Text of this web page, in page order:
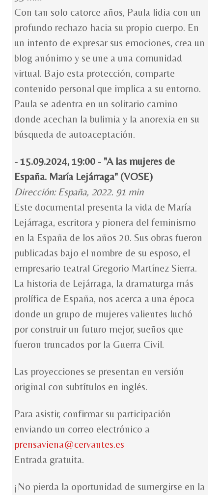
Con tan solo catorce años, Paula lidia con un
profundo rechazo hacia su propio cuerpo. En
un intento de expresar sus emociones, crea un
blog anónimo y se une a una comunidad
virtual. Bajo esta protección, comparte
contenido personal que implica a su entorno.
Paula se adentra en un solitario camino
donde acechan la bulimia y la anorexia en su
búsqueda de autoaceptación.
- 15.09.2024, 19:00 - "A las mujeres de
España. María Lejárraga" (VOSE)
Dirección: España, 2022. 91 min
Este documental presenta la vida de María
Lejárraga, escritora y pionera del feminismo
en la España de los años 20. Sus obras fueron
publicadas bajo el nombre de su esposo, el
empresario teatral Gregorio Martínez Sierra.
La historia de Lejárraga, la dramaturga más
prolífica de España, nos acerca a una época
donde un grupo de mujeres valientes luchó
por construir un futuro mejor, sueños que
fueron truncados por la Guerra Civil.
Las proyecciones se presentan en versión
original con subtítulos en inglés.
Para asistir, confirmar su participación
enviando un correo electrónico a
prensaviena@cervantes.es
Entrada gratuita.
¡No pierda la oportunidad de sumergirse en la